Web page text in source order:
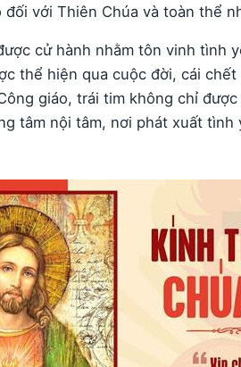
với Thiên Chúa và toàn thể
cử hành nhằm tôn vinh tình
thể hiện qua cuộc đời, cái
giáo, trái tim không chỉ
tâm nội tâm, nơi phát xuất